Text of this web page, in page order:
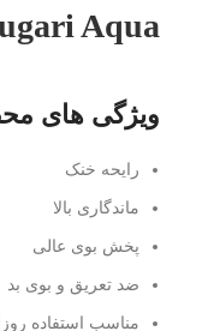
Aqua
ویژگی های
رایحه خنک
ماندگاری بالا
پخش بوی عالی
ضد تعریق و بوی بد
مناسب استفاده